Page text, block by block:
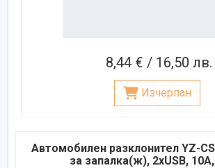
8,44 € / 16,50 лв.
Изчерпан
Автомобилен разклонител YZ-
за запалка(ж), 2xUSB,